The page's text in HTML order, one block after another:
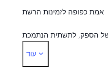
אמת כפופה לזמינות הרשת
הספק, לתשתית הנתמכת
ולגרסת התוכנה של הטלפון
עוד